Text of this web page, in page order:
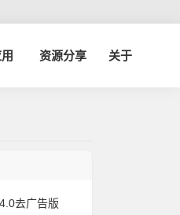
资源分享 关于
去广告版